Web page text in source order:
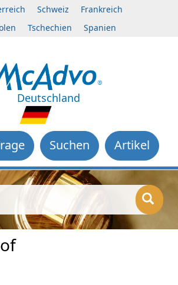
Schweiz
Frankreich
Tschechien Spanien
Deutschland
Artikel
Suchen